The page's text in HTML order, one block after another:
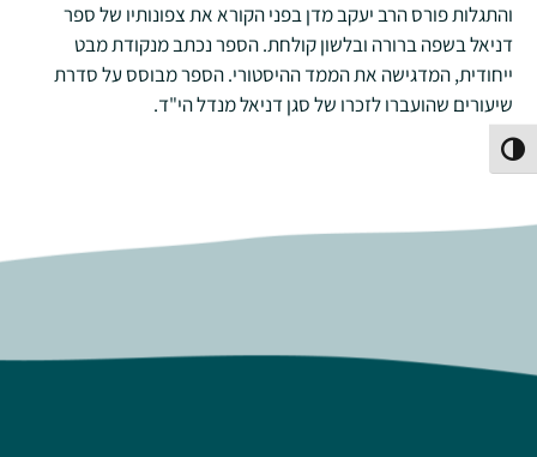
הפעל/כבה ניגודיות גבוהה
והתגלות פורס הרב יעקב מדן בפני הקורא את צפונותיו של ספר
דניאל בשפה ברורה ובלשון קולחת. הספר נכתב מנקודת מבט
ייחודית, המדגישה את הממד ההיסטורי. הספר מבוסס על סדרת
שיעורים שהועברו לזכרו של סגן דניאל מנדל הי"ד.